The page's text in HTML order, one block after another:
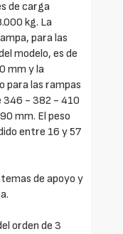
de carga
kg. La
para las
modelo, es de
mm y la
para las rampas
346 - 382 - 410
mm. El peso
entre 16 y 57
de apoyo y
orden de 3